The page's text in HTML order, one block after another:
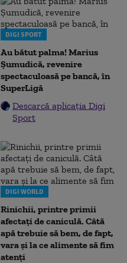
DIGI SPORT
Au bătut palma! Marius
Șumudică, revenire
spectaculoasă pe bancă, în
SuperLigă
Descarcă aplicația Digi
Sport
DIGI WORLD
Rinichii, printre primii
afectați de caniculă. Câtă
apă trebuie să bem, de fapt,
vara și la ce alimente să fim
atenți